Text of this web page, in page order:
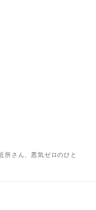
所さん、悪気ゼロのひと